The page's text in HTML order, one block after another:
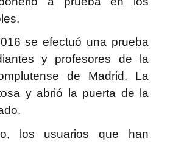
se efectuó una prueba
y profesores de la
de Madrid. La
y abrió la puerta de la
los usuarios que han